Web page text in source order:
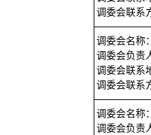
调委会联系
调委会名称
调委会负责
调委会联系
调委会联系
调委会名称
调委会负责